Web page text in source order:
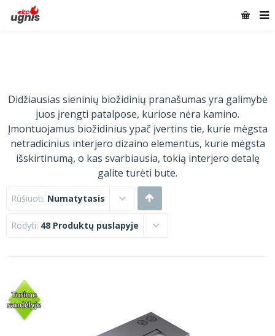
Didžiausias sieninių biožidinių pranašumas yra galimybė
juos įrengti patalpose, kuriose nėra kamino.
Įmontuojamus biožidinius ypač įvertins tie, kurie mėgsta
netradicinius interjero dizaino elementus, kurie mėgsta
išskirtinumą, o kas svarbiausia, tokią interjero detalę
galite turėti bute.
Rūšiuoti: Numatytasis
Rodyti: 48 Produktų puslapyje